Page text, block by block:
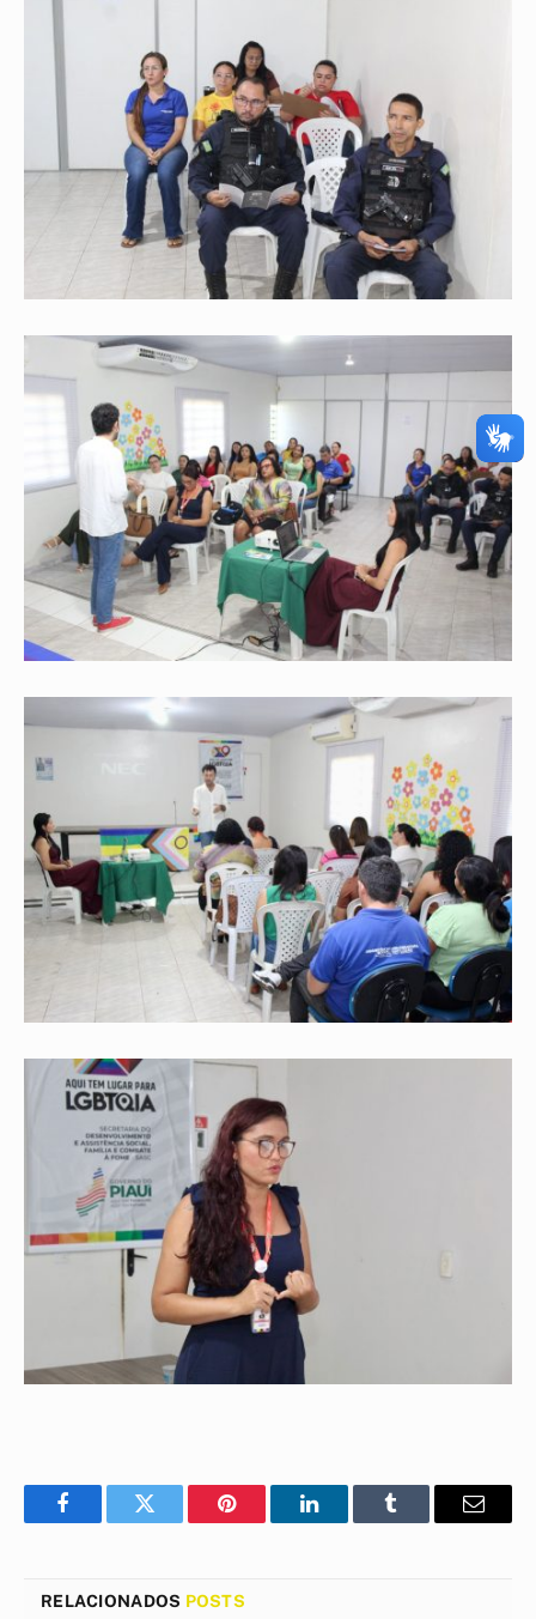
FacebookTwitter Pinterest LinkedInTumblr
E-
RELACIONADOS POSTS